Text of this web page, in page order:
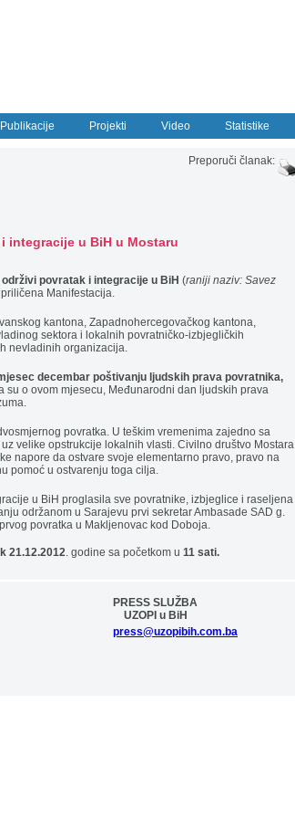
Publikacije Projekti Video Statistike
Preporuči članak:
integracije u BiH u Mostaru
povratak i integracije u BiH (raniji naziv: Savez
Manifestacija.
kantona, Zapadnohercegovačkog kantona,
sektora i lokalnih povratničko-izbjegličkih
nevladinih organizacija.
decembar poštivanju ljudskih prava povratnika,
su o ovom mjesecu, Međunarodni dan ljudskih prava
povratka. U teškim vremenima zajedno sa
velike opstrukcije lokalnih vlasti. Civilno društvo Mostara
napore da ostvare svoje elementarno pravo, pravo na
pomoć u ostvarenju toga cilja.
u BiH proglasila sve povratnike, izbjeglice i raseljena
održanom u Sarajevu prvi sekretar Ambasade SAD g.
povratka u Makljenovac kod Doboja.
21.12.2012. godine sa početkom u 11 sati.
PRESS SLUŽBA
UZOPI u BiH
press@uzopibih.com.ba